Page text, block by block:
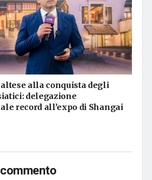
alla conquista degli
delegazione
record all’expo di Shangai